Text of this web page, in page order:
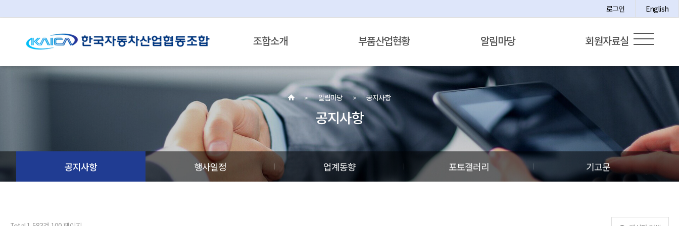
로그인 English
조합소개 부품산업현황 알림마당 회원자료실
알림마당 공지사항
공지사항
공지사항 행사일정 업계동향 포토갤러리 기고문